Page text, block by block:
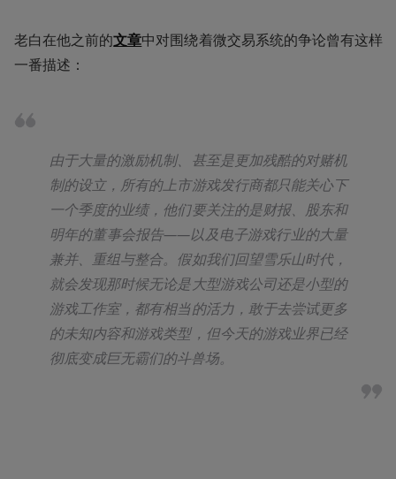
老白在他之前的文章中对围绕着微交易系统的争论曾有这样
一番描述：
由于大量的激励机制、甚至是更加残酷的对赌机
制的设立，所有的上市游戏发行商都只能关心下
一个季度的业绩，他们要关注的是财报、股东和
明年的董事会报告——以及电子游戏行业的大量
兼并、重组与整合。假如我们回望雪乐山时代，
就会发现那时候无论是大型游戏公司还是小型的
游戏工作室，都有相当的活力，敢于去尝试更多
的未知内容和游戏类型，但今天的游戏业界已经
彻底变成巨无霸们的斗兽场。